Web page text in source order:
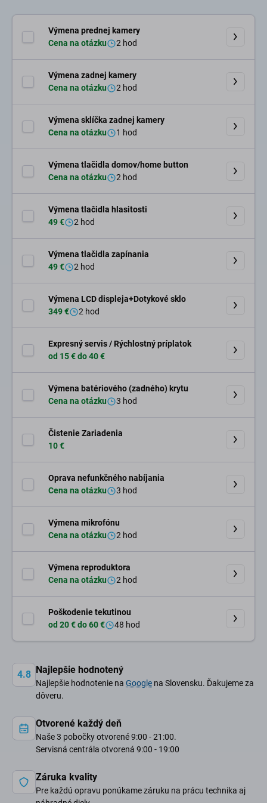
Výmena prednej kamery
Cena na otázku
2 hod
Výmena zadnej kamery
Cena na otázku
2 hod
Výmena sklíčka zadnej kamery
Cena na otázku
1 hod
Výmena tlačidla domov/home button
Cena na otázku
2 hod
Výmena tlačidla hlasitosti
49 €
2 hod
Výmena tlačidla zapínania
49 €
2 hod
Výmena LCD displeja+Dotykové sklo
349 €
2 hod
Expresný servis / Rýchlostný príplatok
od 15 € do 40 €
Výmena batériového (zadného) krytu
Cena na otázku
3 hod
Čistenie Zariadenia
10 €
Oprava nefunkčného nabíjania
Cena na otázku
3 hod
Výmena mikrofónu
Cena na otázku
2 hod
Výmena reproduktora
Cena na otázku
2 hod
Poškodenie tekutinou
od 20 € do 60 €
48 hod
4.8 Najlepšie hodnotený
Najlepšie hodnotenie na Google na Slovensku. Ďakujeme za
dôveru.
Otvorené každý deň
Naše 3 pobočky otvorené 9:00 - 21:00.
Servisná centrála otvorená 9:00 - 19:00
Záruka kvality
Pre každú opravu ponúkame záruku na prácu technika aj